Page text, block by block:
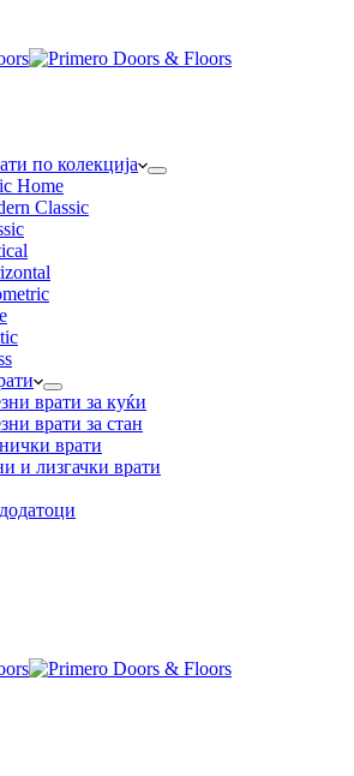
по колекција
Home
Classic
врати за куќи
врати за стан
врати
и лизгачки врати